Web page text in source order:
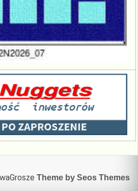
Theme by Seos Themes